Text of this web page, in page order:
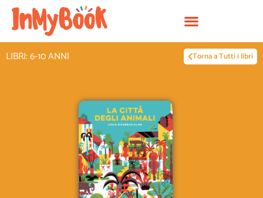
Vai
contenuto
LIBRI: 6-10 ANNI Torna a Tutti i libri